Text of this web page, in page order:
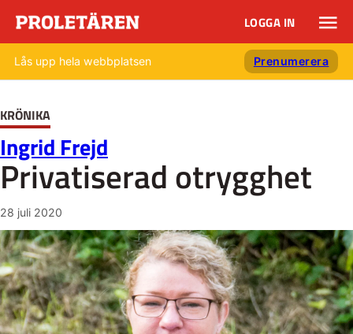
LOGGA IN
Lås upp hela webbplatsen Prenumerera
KRÖNIKA
Ingrid Frejd
Privatiserad otrygghet
28 juli 2020